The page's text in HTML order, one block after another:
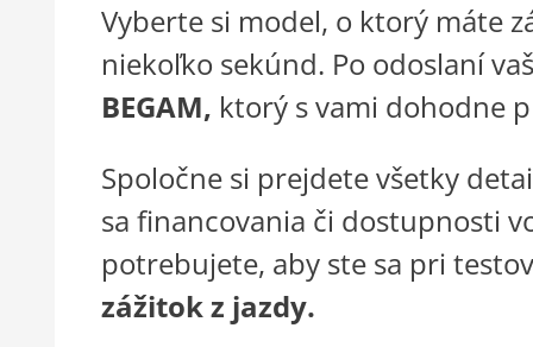
Vyberte si model, o ktorý máte
niekoľko sekúnd. Po odoslaní
BEGAM, ktorý s vami dohodne
Spoločne si prejdete všetky
sa financovania či dostupnosti
potrebujete, aby ste sa pri
zážitok z jazdy.